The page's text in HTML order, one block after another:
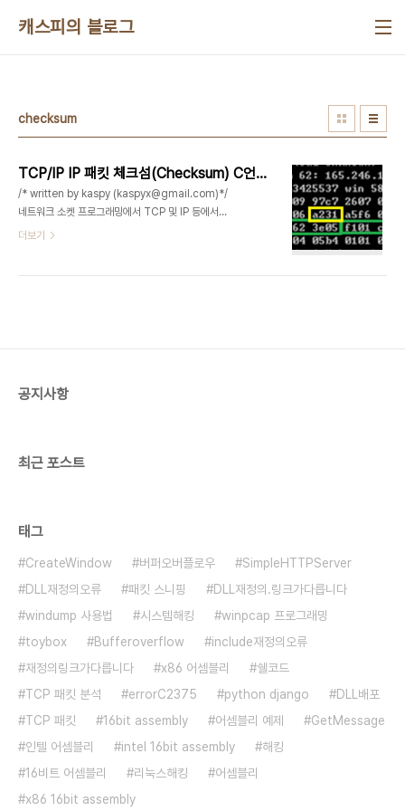
캐스피의 블로그
checksum
TCP/IP IP 패킷 체크섬(Checksum) C언어로 구현하기
/* written by kaspy (kaspyx@gmail.com)*/
네트워크 소켓 프로그래밍에서 TCP 및 IP 등에서는
체크섬(checksum)을 통해서 패킷이 변조됬거나
16 bit words out of every two adjacent..
더보기
공지사항
최근 포스트
태그
CreateWindow 버퍼오버플로우
SimpleHTTPServer
DLL재정의오류
패킷 스니핑
DLL재정의.링크가다릅니다
windump 사용법
시스템해킹
winpcap 프로그래밍
toybox
Bufferoverflow
include재정의오류
재정의링크가다릅니다
x86 어셈블리
쉘코드
TCP 패킷 분석
errorC2375 python django
DLL배포
TCP 패킷
16bit assembly 어셈블리 예제
GetMessage
인텔 어셈블리
intel 16bit assembly
해킹
16비트 어셈블리
리눅스해킹
어셈블리
x86 16bit assembly